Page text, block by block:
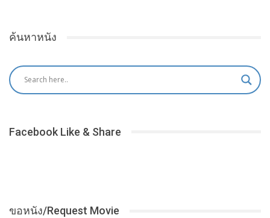
ค้นหาหนัง
Facebook Like & Share
ขอหนัง/Request Movie